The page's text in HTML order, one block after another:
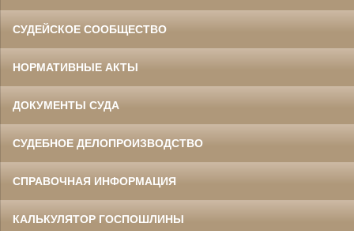
СУДЕЙСКОЕ СООБЩЕСТВО
НОРМАТИВНЫЕ АКТЫ
ДОКУМЕНТЫ СУДА
СУДЕБНОЕ ДЕЛОПРОИЗВОДСТВО
СПРАВОЧНАЯ ИНФОРМАЦИЯ
КАЛЬКУЛЯТОР ГОСПОШЛИНЫ